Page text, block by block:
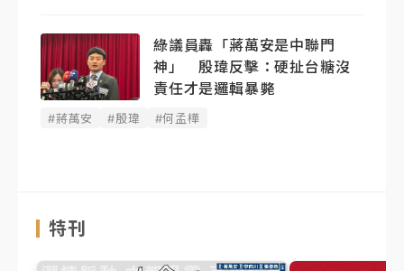
綠議員轟「蔣萬安是中聯門
神」 殷瑋反擊：硬扯台糖沒
責任才是邏輯暴斃
#蔣萬安 #殷瑋 #何孟樺
特刊